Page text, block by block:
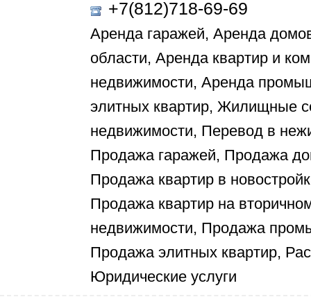
+7(812)718-69-69
Аренда гаражей, Аренда
области, Аренда квартир и
недвижимости, Аренда
элитных квартир, Жилищные
недвижимости, Перевод в
Продажа гаражей, Продажа
Продажа квартир в
Продажа квартир на
недвижимости, Продажа
Продажа элитных квартир,
Юридические услуги